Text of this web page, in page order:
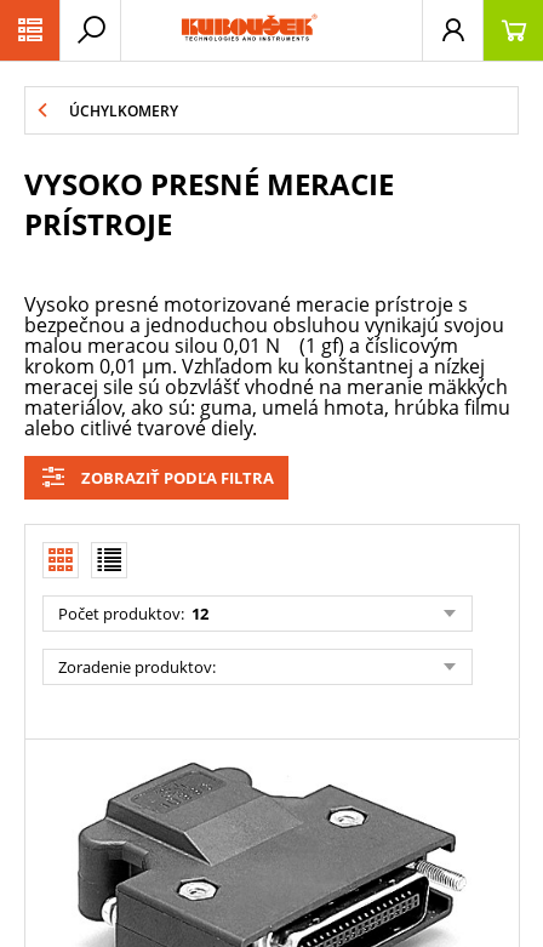
ÚCHYLKOMERY
VYSOKO PRESNÉ MERACIE
PRÍSTROJE
Vysoko presné motorizované meracie prístroje s
bezpečnou a jednoduchou obsluhou vynikajú svojou
malou meracou silou 0,01 N (1 gf) a číslicovým
krokom 0,01 µm. Vzhľadom ku konštantnej a nízkej
meracej sile sú obzvlášť vhodné na meranie mäkkých
materiálov, ako sú: guma, umelá hmota, hrúbka filmu
alebo citlivé tvarové diely.
ZOBRAZIŤ PODĽA FILTRA
Počet produktov: 12
Zoradenie produktov: